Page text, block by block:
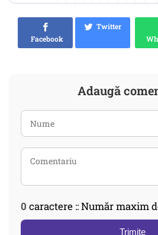
Facebook
Twitter
Adaugă
0 caractere :: Număr maxim
Trimite